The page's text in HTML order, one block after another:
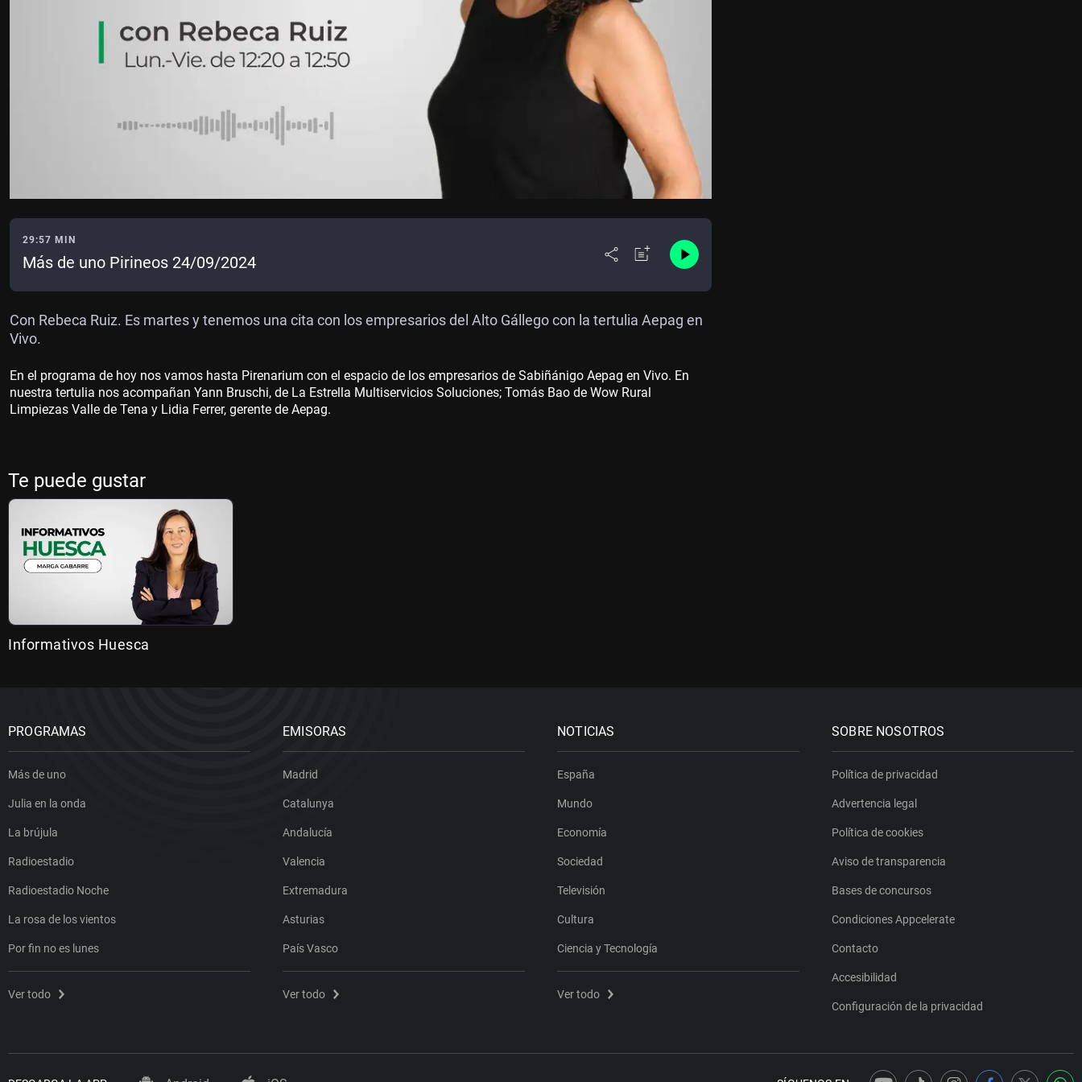
29:57 MIN
Más de uno Pirineos 24/09/2024
Con Rebeca Ruiz. Es martes y tenemos una cita con los empresarios del Alto Gállego con la tertulia Aepag en
Vivo.
En el programa de hoy nos vamos hasta Pirenarium con el espacio de los empresarios de Sabiñánigo Aepag en Vivo. En
nuestra tertulia nos acompañan Yann Bruschi, de La Estrella Multiservicios Soluciones; Tomás Bao de Wow Rural
Limpiezas Valle de Tena y Lidia Ferrer, gerente de Aepag.
Te puede gustar
Informativos Huesca
PROGRAMAS
Más de uno
Julia en la onda
La brújula
Radioestadio
Radioestadio Noche
La rosa de los vientos
Por fin no es lunes
Ver todo
EMISORAS
Madrid
Catalunya
Andalucía
Valencia
Extremadura
Asturias
País Vasco
Ver todo
NOTICIAS
España
Mundo
Economía
Sociedad
Televisión
Cultura
Ciencia y Tecnología
Ver todo
SOBRE NOSOTROS
Política de privacidad
Advertencia legal
Política de cookies
Aviso de transparencia
Bases de concursos
Condiciones Appcelerate
Contacto
Accesibilidad
Configuración de la privacidad